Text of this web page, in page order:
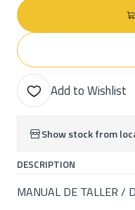
Add to Wishlist
Show stock from
DESCRIPTION
MANUAL DE TALLER /